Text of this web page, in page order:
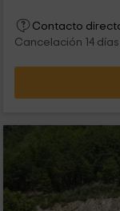
Contacto
Cancelación 14